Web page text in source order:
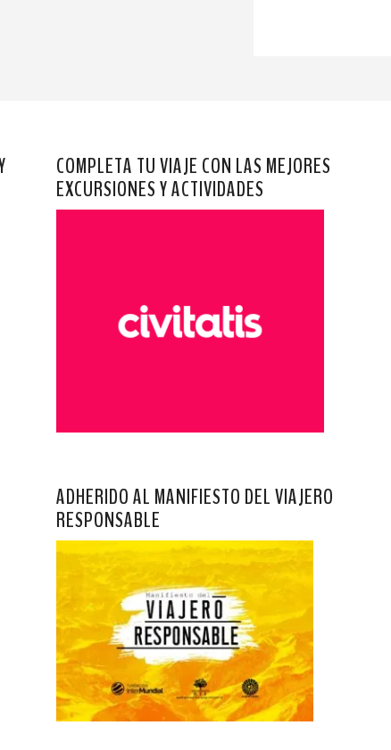
COMPLETA TU VIAJE CON LAS MEJORES
EXCURSIONES Y ACTIVIDADES
ADHERIDO AL MANIFIESTO DEL VIAJERO
RESPONSABLE